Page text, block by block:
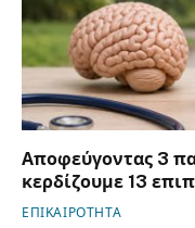
Αποφεύγοντας 3
κερδίζουμε 13
ΕΠΙΚΑΙΡΟΤΗΤΑ